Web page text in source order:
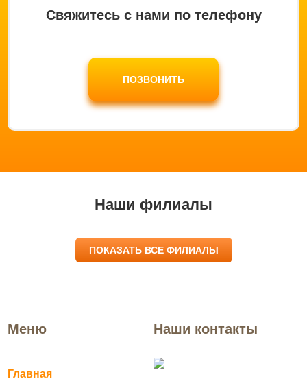
Свяжитесь с нами по телефону
ПОЗВОНИТЬ
Наши филиалы
ПОКАЗАТЬ ВСЕ ФИЛИАЛЫ
Меню
Главная
Наши контакты